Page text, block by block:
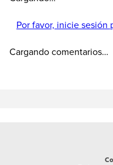
Por favor, inicie sesión
Cargando comentarios…